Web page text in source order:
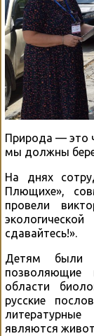
Природа — это
мы должны
На днях
Плющихе»,
провели
сдавайтесь!».
Детям были
позволяющие
области
русские
являются